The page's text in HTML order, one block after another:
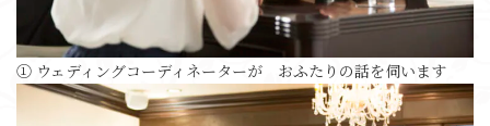
① ウェディングコーディネーターが おふたりの話を伺います